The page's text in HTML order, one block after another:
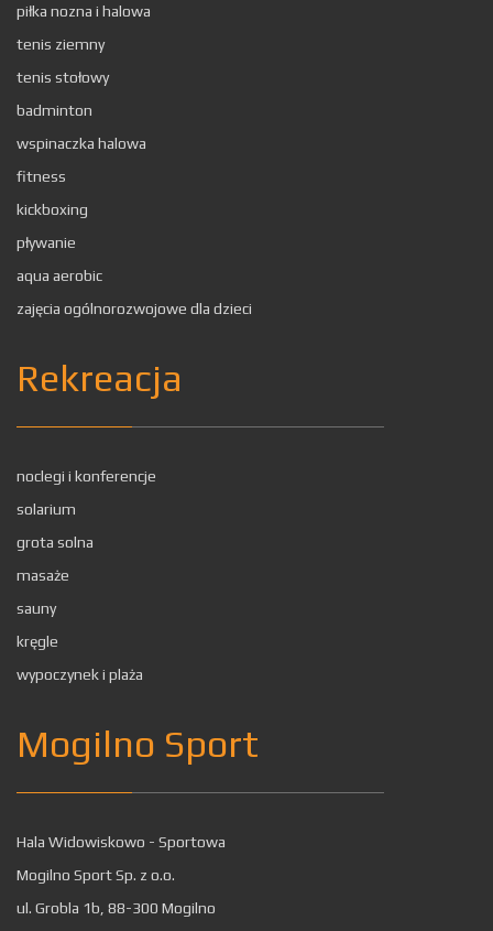
piłka nozna i halowa
tenis ziemny
tenis stołowy
badminton
wspinaczka halowa
fitness
kickboxing
pływanie
aqua aerobic
zajęcia ogólnorozwojowe dla dzieci
Rekreacja
noclegi i konferencje
solarium
grota solna
masaże
sauny
kręgle
wypoczynek i plaża
Mogilno Sport
Hala Widowiskowo - Sportowa
Mogilno Sport Sp. z o.o.
ul. Grobla 1b, 88-300 Mogilno